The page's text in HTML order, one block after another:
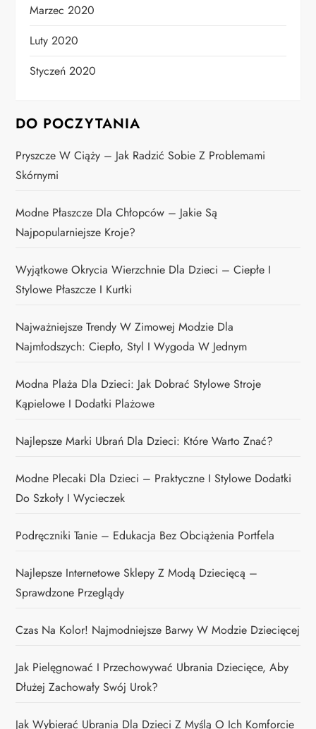
Marzec 2020
Luty 2020
Styczeń 2020
DO POCZYTANIA
Pryszcze W Ciąży – Jak Radzić Sobie Z Problemami
Skórnymi
Modne Płaszcze Dla Chłopców – Jakie Są
Najpopularniejsze Kroje?
Wyjątkowe Okrycia Wierzchnie Dla Dzieci – Ciepłe I
Stylowe Płaszcze I Kurtki
Najważniejsze Trendy W Zimowej Modzie Dla
Najmłodszych: Ciepło, Styl I Wygoda W Jednym
Modna Plaża Dla Dzieci: Jak Dobrać Stylowe Stroje
Kąpielowe I Dodatki Plażowe
Najlepsze Marki Ubrań Dla Dzieci: Które Warto Znać?
Modne Plecaki Dla Dzieci – Praktyczne I Stylowe Dodatki
Do Szkoły I Wycieczek
Podręczniki Tanie – Edukacja Bez Obciążenia Portfela
Najlepsze Internetowe Sklepy Z Modą Dziecięcą –
Sprawdzone Przeglądy
Czas Na Kolor! Najmodniejsze Barwy W Modzie Dziecięcej
Jak Pielęgnować I Przechowywać Ubrania Dziecięce, Aby
Dłużej Zachowały Swój Urok?
Jak Wybierać Ubrania Dla Dzieci Z Myślą O Ich Komforcie